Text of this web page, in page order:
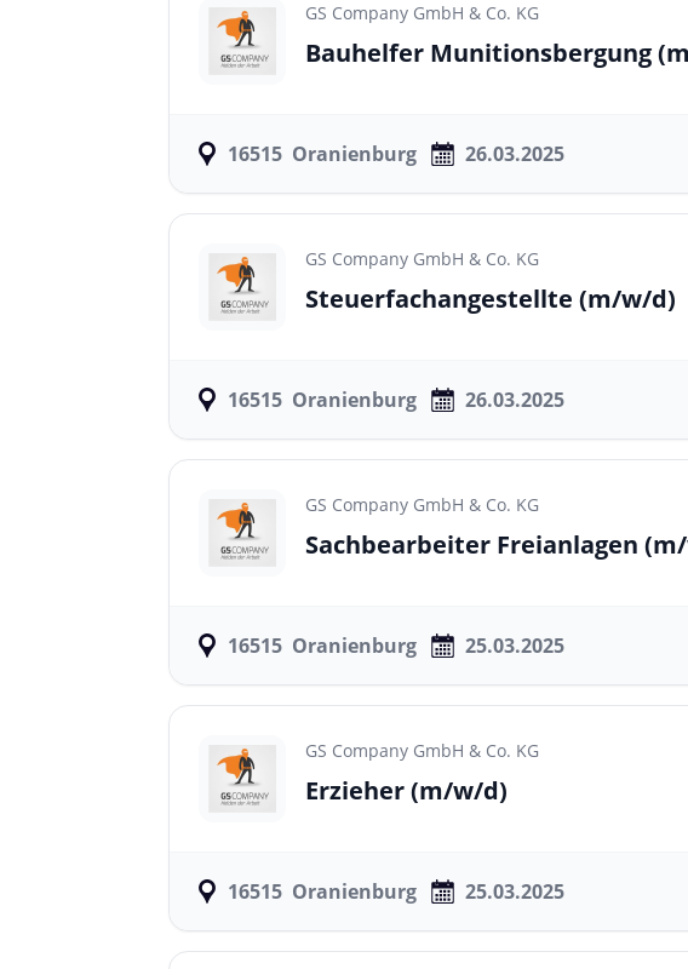
GS Company GmbH & Co. KG
Bauhelfer Munitionsbergung
16515 Oranienburg 26.03.2025
GS Company GmbH & Co. KG
Steuerfachangestellte(m/w/d)
16515 Oranienburg 26.03.2025
GS Company GmbH & Co. KG
Sachbearbeiter Freianlagen
16515 Oranienburg 25.03.2025
GS Company GmbH & Co. KG
Erzieher(m/w/d)
16515 Oranienburg 25.03.2025